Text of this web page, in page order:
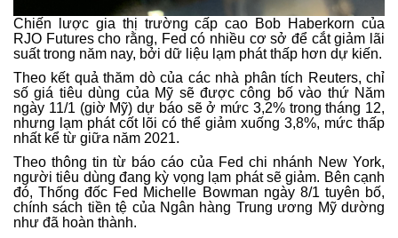
Chiến lược gia thị trường cấp cao Bob Haberkorn của
RJO Futures cho rằng, Fed có nhiều cơ sở để cắt giảm lãi
suất trong năm nay, bởi dữ liệu lạm phát thấp hơn dự kiến.
Theo kết quả thăm dò của các nhà phân tích Reuters, chỉ
số giá tiêu dùng của Mỹ sẽ được công bố vào thứ Năm
ngày 11/1 (giờ Mỹ) dự báo sẽ ở mức 3,2% trong tháng 12,
nhưng lạm phát cốt lõi có thể giảm xuống 3,8%, mức thấp
nhất kể từ giữa năm 2021.
Theo thông tin từ báo cáo của Fed chi nhánh New York,
người tiêu dùng đang kỳ vọng lạm phát sẽ giảm. Bên cạnh
đó, Thống đốc Fed Michelle Bowman ngày 8/1 tuyên bố,
chính sách tiền tệ của Ngân hàng Trung ương Mỹ dường
như đã hoàn thành.